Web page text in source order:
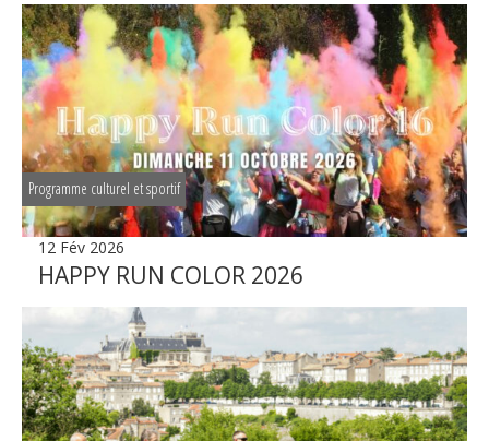
Programme culturel et sportif
12 Fév 2026
HAPPY RUN COLOR 2026